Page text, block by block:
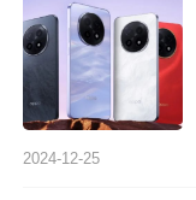
2024-12-25